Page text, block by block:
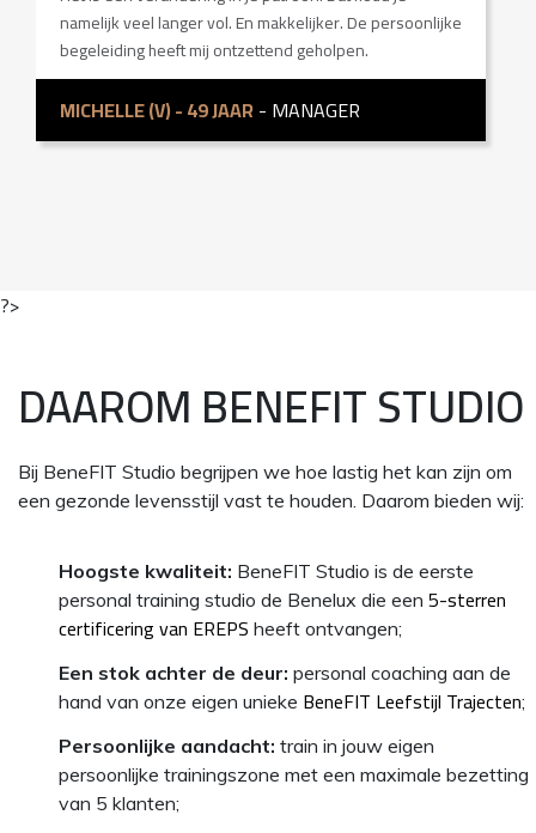
namelijk veel langer vol. En makkelijker. De persoonlijke
begeleiding heeft mij ontzettend geholpen.
MICHELLE (V) - 49 JAAR - MANAGER
?>
DAAROM BENEFIT STUDIO
Bij BeneFIT Studio begrijpen we hoe lastig het kan zijn om
een gezonde levensstijl vast te houden. Daarom bieden wij:
Hoogste kwaliteit: BeneFIT Studio is de eerste
personal training studio de Benelux die een 5-sterren
certificering van EREPS heeft ontvangen;
Een stok achter de deur: personal coaching aan de
hand van onze eigen unieke BeneFIT Leefstijl Trajecten;
Persoonlijke aandacht: train in jouw eigen
persoonlijke trainingszone met een maximale bezetting
van 5 klanten;